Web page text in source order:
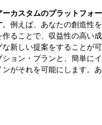
ーカスタムのプラットフォ
。例えば、あなたの創造性
ることで、収益性の高い
新しい提案をすることが
ション・プランと、簡単に
ンがそれを可能にします。